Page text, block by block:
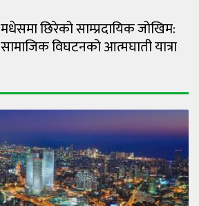
मधेसमा छिरेको साम्प्रदायिक जोखिम:
सामाजिक विघटनको आत्मघाती यात्रा